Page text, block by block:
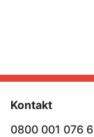
Kontakt
0800 001 076 6